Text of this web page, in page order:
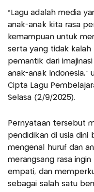
“Lagu adalah media
anak-anak kita rasa
kemampuan untuk
serta yang tidak kalah
pemantik dari
anak-anak Indonesia,”
Cipta Lagu
Selasa (2/9/2025).
Pernyataan tersebut
pendidikan di usia dini
mengenal huruf dan
merangsang rasa
empati, dan
sebagai salah satu